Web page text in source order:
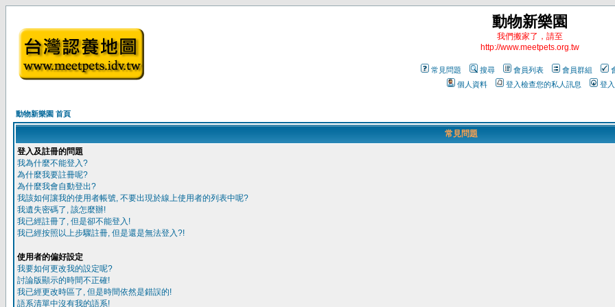
動物新樂園
我們搬家了，請至
http://www.meetpets.org.tw
常見問題 搜尋 會員列表 會員群組
個人資料
登入檢查您的私人訊息 登入
動物新樂園 首頁
常見問題
登入及註冊的問題
我為什麼不能登入?
為什麼我要註冊呢?
為什麼我會自動登出?
我該如何讓我的使用者帳號, 不要出現於線上使用者的列表中呢?
我遺失密碼了, 該怎麼辦!
我已經註冊了, 但是卻不能登入!
我已經按照以上步驟註冊, 但是還是無法登入?!
使用者的偏好設定
我要如何更改我的設定呢?
討論版顯示的時間不正確!
我已經更改時區了, 但是時間依然是錯誤的!
語系清單中沒有我的語系!